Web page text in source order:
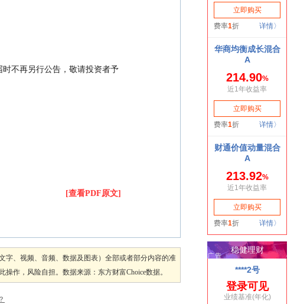
[查看PDF原文]
字、视频、音频、数据及图表）全部或者部分内容的准
作，风险自担。数据来源：东方财富Choice数据。